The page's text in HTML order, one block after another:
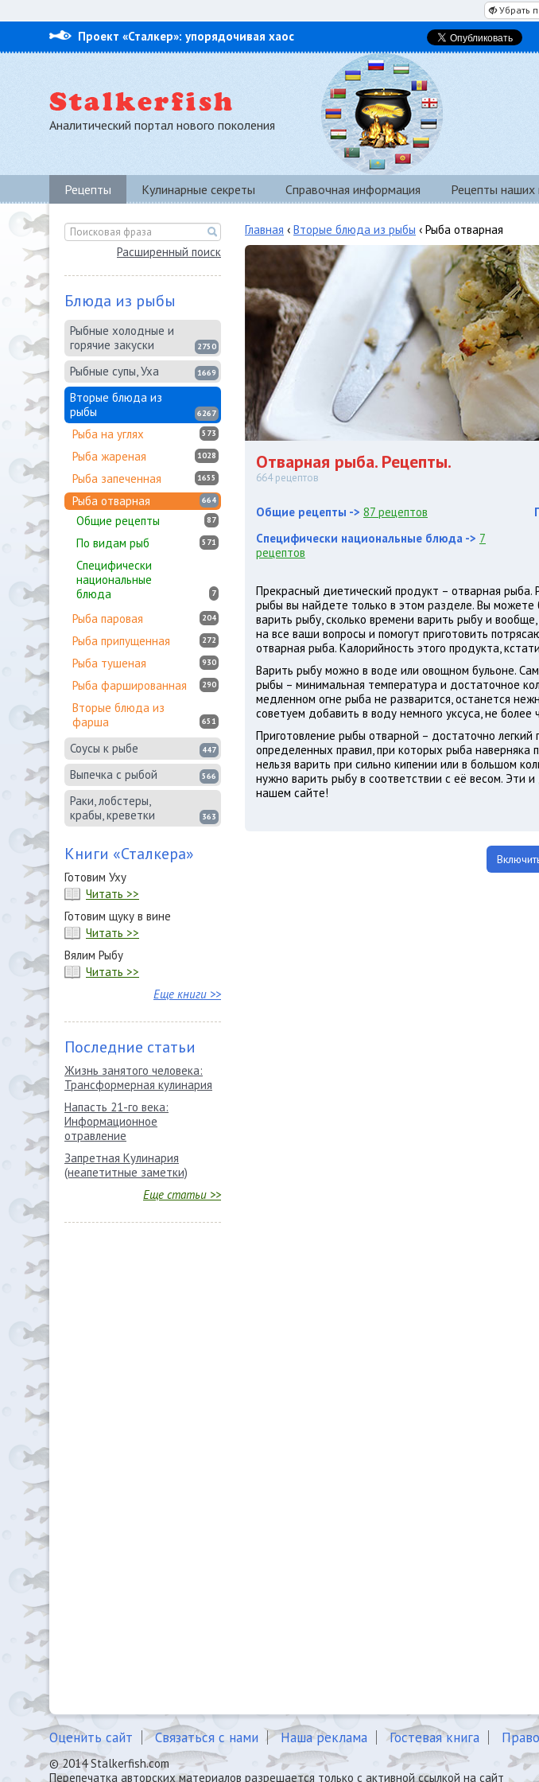
Убрать
Проект «Сталкер»: упорядочивая хаос
Аналитический портал нового поколения
Рецепты Кулинарные секреты Справочная информация Рецепты наших
Расширенный поиск
Блюда из рыбы
Рыбные холодные и
горячие закуски
2750
Рыбные супы, Уха 1669
Вторые блюда из
рыбы
6267
Рыба на углях 573
Рыба жареная 1028
Рыба запеченная 1655
Рыба отварная 664
Общие рецепты 87
По видам рыб 571
Специфически
национальные
блюда
7
Рыба паровая 204
Рыба припущенная 272
Рыба тушеная 930
Рыба фаршированная 290
Вторые блюда из
фарша
651
Соусы к рыбе 447
Выпечка с рыбой 566
Раки, лобстеры,
крабы, креветки
363
Книги «Сталкера»
Готовим Уху
Читать >>
Готовим щуку в вине
Читать >>
Вялим Рыбу
Читать >>
Еще книги >>
Последние статьи
Жизнь занятого человека:
Трансформерная кулинария
Напасть 21-го века:
Информационное
отравление
Запретная Кулинария
(неапетитные заметки)
Еще статьи >>
Главная ‹ Вторые блюда из рыбы ‹ Рыба отварная
Отварная рыба. Рецепты.
664 рецептов
Общие рецепты -> 87 рецептов
Специфически национальные блюда -> 7
рецептов
Прекрасный диетический продукт – отварная
рыбы вы найдете только в этом разделе. Вы можете
варить рыбу, сколько времени варить рыбу и
на все ваши вопросы и помогут приготовить
отварная рыба. Калорийность этого продукта,
Варить рыбу можно в воде или овощном бульоне.
рыбы – минимальная температура и достаточное
медленном огне рыба не разварится, останется
советуем добавить в воду немного уксуса, не
Приготовление рыбы отварной – достаточно
определенных правил, при которых рыба наверняка
нельзя варить при сильно кипении или в большом
нужно варить рыбу в соответствии с её весом. Эти
нашем сайте!
Оценить сайт Связаться с нами Наша реклама Гостевая книга
© 2014 Stalkerfish.com
Перепечатка авторских материалов разрешается только с активной ссылкой на сайт